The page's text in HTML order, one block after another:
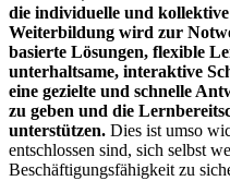
die individuelle und
Weiterbildung wird zur
basierte Lösungen, flexible
unterhaltsame, interaktive
eine gezielte und schnelle
zu geben und die
unterstützen. Dies ist umso
entschlossen sind, sich selbst
Beschäftigungsfähigkeit zu